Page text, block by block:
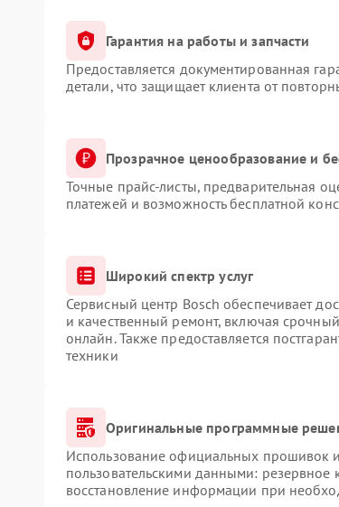
Гарантия на работы и запчасти
Предоставляется документированная
детали, что защищает клиента от
Прозрачное ценообразование и
Точные прайс-листы, предварительная
платежей и возможность бесплатной
Широкий спектр услуг
Сервисный центр Bosch обеспечивает
и качественный ремонт, включая
онлайн. Также предоставляется
техники
Оригинальные программные
Использование официальных прошивок
пользовательскими данными:
восстановление информации при